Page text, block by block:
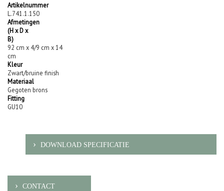
Artikelnummer
L.741.1.150
Afmetingen
(H x D x
B)
92 cm x 4/9 cm x 14
cm
Kleur
Zwart/bruine finish
Materiaal
Gegoten brons
Fitting
GU10
DOWNLOAD SPECIFICATIE
CONTACT